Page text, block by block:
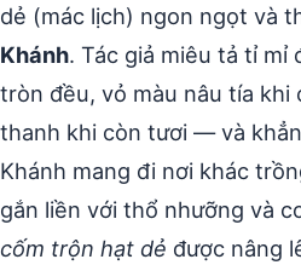
dẻ (mác lịch) ngon ngọt và
Khánh. Tác giả miêu tả tỉ
tròn đều, vỏ màu nâu tía
thanh khi còn tươi — và
Khánh mang đi nơi khác
gắn liền với thổ nhưỡng và
cốm trộn hạt dẻ được nâng